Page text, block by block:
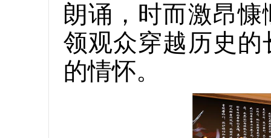
朗诵，时而激昂
领观众穿越历史
的情怀。